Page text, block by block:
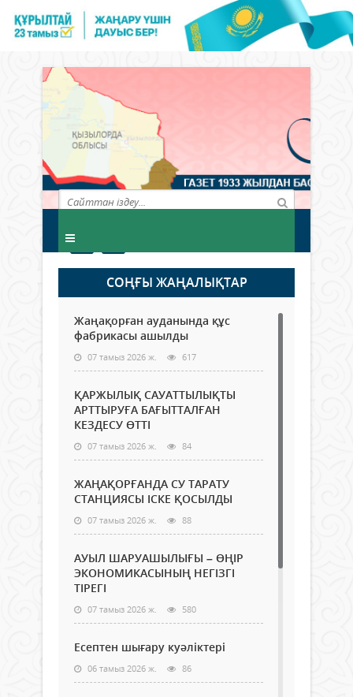
СОҢҒЫ ЖАҢАЛЫҚТАР
Жаңақорған ауданында құс
фабрикасы ашылды
07 тамыз 2026 ж. 617
ҚАРЖЫЛЫҚ САУАТТЫЛЫҚТЫ
АРТТЫРУҒА БАҒЫТТАЛҒАН
КЕЗДЕСУ ӨТТІ
07 тамыз 2026 ж. 84
ЖАҢАҚОРҒАНДА СУ ТАРАТУ
СТАНЦИЯСЫ ІСКЕ ҚОСЫЛДЫ
07 тамыз 2026 ж. 88
АУЫЛ ШАРУАШЫЛЫҒЫ – ӨҢІР
ЭКОНОМИКАСЫНЫҢ НЕГІЗГІ
ТІРЕГІ
07 тамыз 2026 ж. 580
Есептен шығару куәліктері
06 тамыз 2026 ж. 86